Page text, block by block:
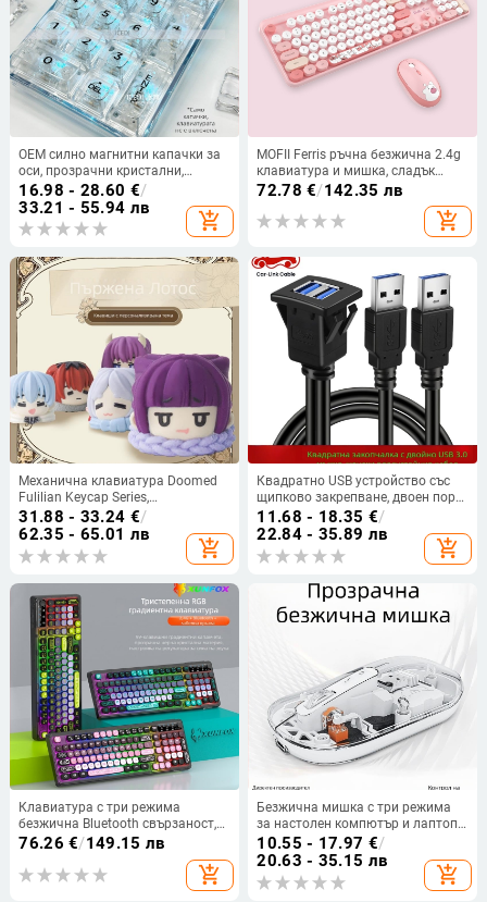
OEM силно магнитни капачки за
оси, прозрачни кристални,
механични, универсални, пълен
комплект, малка цифрова
клавиатура, RGB, RGB светлинен
ефект
16.98 - 28.60 €/
33.21 - 55.94 лв
add_shopping_cart
MOFII Ferris ръчна безжична 2.4g
клавиатура и мишка, сладък
розов цвят, анимационен офис
72.78 €/142.35 лв
add_shopping_cart
Механична клавиатура Doomed
Fulilian Keycap Series,
персонализирана, двуизмерна, от
смола, с единична капачка и Esc
31.88 - 33.24 €/
62.35 - 65.01 лв
add_shopping_cart
Квадратно USB устройство със
щипково закрепване, двоен порт
USB 3.0/2.0, водоустойчив кабел
за табло на автомобил, яхта и
мотоциклет
11.68 - 18.35 €/
22.84 - 35.89 лв
add_shopping_cart
Клавиатура с три режима
безжична Bluetooth свързаност,
99 клавиши, мембранна
клавиатура и RGB подсветка
76.26 €/149.15 лв
add_shopping_cart
Безжична мишка с три режима
за настолен компютър и лаптоп,
1600 DPI, 5 бутона, ергономичен
дизайн
10.55 - 17.97 €/
20.63 - 35.15 лв
add_shopping_cart